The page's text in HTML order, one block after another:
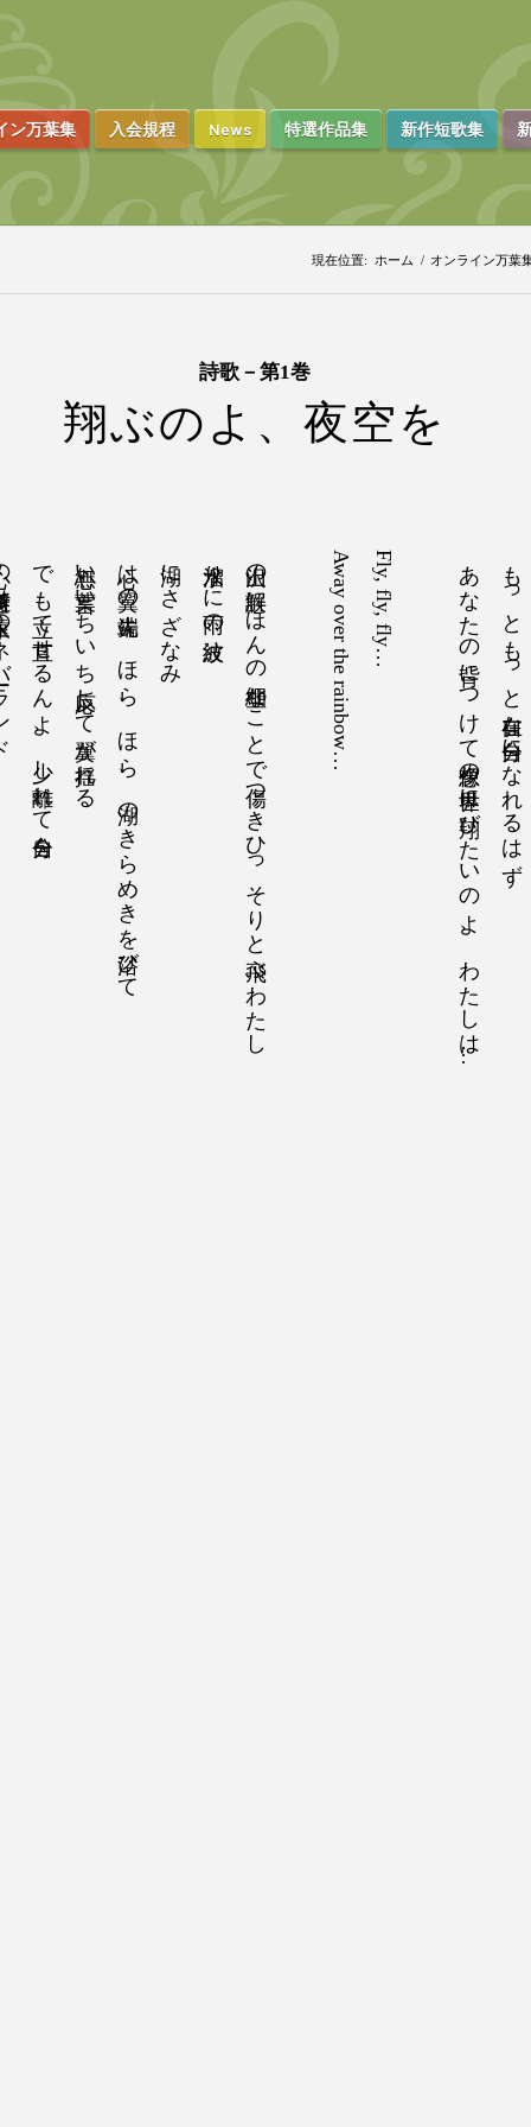
ン万葉集 入会規程 News 特選作品集 新作短歌集
現在位置: ホーム / オンライン万葉
詩歌－第1巻
翔ぶのよ、夜空を
もっともっと自在な自分になれるはず
あなたの背につけて想像の世界に翔びたいのよ、わたしは…
Fly, fly, fly…
Away over the rainbow…
沢山の誤解、ほんの些細なことで傷つきひっそりと飛ぶわたし
水溜りに雨の波紋
湖にさざなみ
心は翼の先端よ、ほら、ほら、湖のきらめきを浴びて
心無い言葉いちいち反応して翼が揺れる
でも立て直せるんよ、少し離れて自分を
ランド